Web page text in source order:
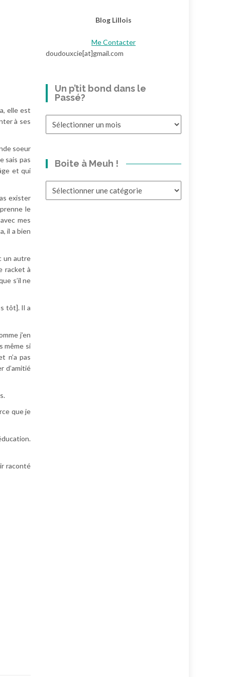
elle est
à ses
soeur
sais pas
et qui
exister
le
mes
il a bien
un autre
racket à
s’il ne
tôt]. Il a
j’en
même si
n’a pas
d’amitié
que je
raconté
Blog Lillois
Me Contacter
doudouxcie[at]gmail.com
Un p’tit bond dans le
Passé?
Boite à Meuh !